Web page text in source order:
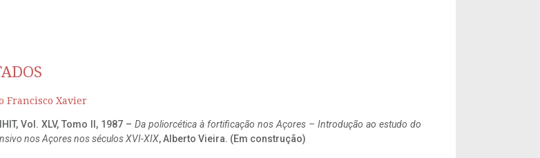
Francisco Xavier
Vol. XLV, Tomo II, 1987 – Da poliorcética à fortificação nos Açores – Introdução ao estudo do
nos Açores nos séculos XVI-XIX, Alberto Vieira. (Em construção)